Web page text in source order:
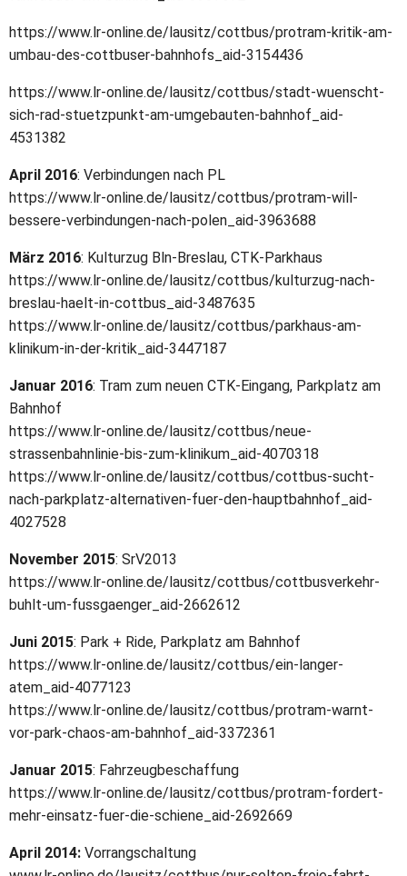
https://www.lr-online.de/lausitz/cottbus/protram-kritik-am-
umbau-des-cottbuser-bahnhofs_aid-3154436
https://www.lr-online.de/lausitz/cottbus/stadt-wuenscht-
sich-rad-stuetzpunkt-am-umgebauten-bahnhof_aid-
4531382
April 2016: Verbindungen nach PL
https://www.lr-online.de/lausitz/cottbus/protram-will-
bessere-verbindungen-nach-polen_aid-3963688
März 2016: Kulturzug Bln-Breslau, CTK-Parkhaus
https://www.lr-online.de/lausitz/cottbus/kulturzug-nach-
breslau-haelt-in-cottbus_aid-3487635
https://www.lr-online.de/lausitz/cottbus/parkhaus-am-
klinikum-in-der-kritik_aid-3447187
Januar 2016: Tram zum neuen CTK-Eingang, Parkplatz am
Bahnhof
https://www.lr-online.de/lausitz/cottbus/neue-
strassenbahnlinie-bis-zum-klinikum_aid-4070318
https://www.lr-online.de/lausitz/cottbus/cottbus-sucht-
nach-parkplatz-alternativen-fuer-den-hauptbahnhof_aid-
4027528
November 2015: SrV2013
https://www.lr-online.de/lausitz/cottbus/cottbusverkehr-
buhlt-um-fussgaenger_aid-2662612
Juni 2015: Park + Ride, Parkplatz am Bahnhof
https://www.lr-online.de/lausitz/cottbus/ein-langer-
atem_aid-4077123
https://www.lr-online.de/lausitz/cottbus/protram-warnt-
vor-park-chaos-am-bahnhof_aid-3372361
Januar 2015: Fahrzeugbeschaffung
https://www.lr-online.de/lausitz/cottbus/protram-fordert-
mehr-einsatz-fuer-die-schiene_aid-2692669
April 2014: Vorrangschaltung